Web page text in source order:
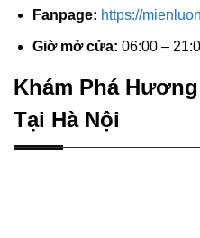
Fanpage: https://
Giờ mở cửa: 06:00 –
Khám Phá
Tại Hà Nội